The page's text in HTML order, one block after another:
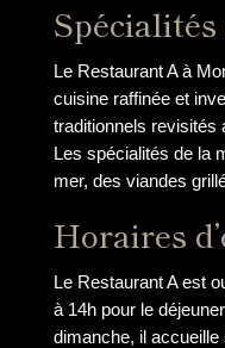
Le Restaurant A à
cuisine raffinée et
traditionnels revisités
Les spécialités de la
mer, des viandes
Horaires
Le Restaurant A est
à 14h pour le
dimanche, il accueille